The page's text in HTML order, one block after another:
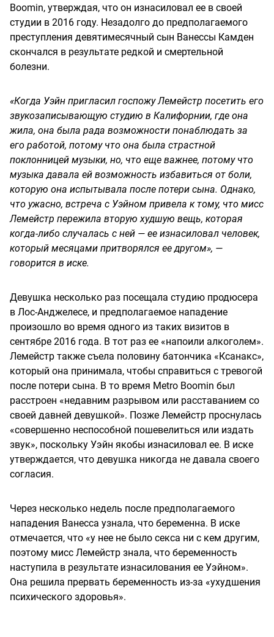
Boomin, утверждая, что он изнасиловал ее в своей
студии в 2016 году. Незадолго до предполагаемого
преступления девятимесячный сын Ванессы Камден
скончался в результате редкой и смертельной
болезни.
«Когда Уэйн пригласил госпожу Лемейстр посетить его
звукозаписывающую студию в Калифорнии, где она
жила, она была рада возможности понаблюдать за
его работой, потому что она была страстной
поклонницей музыки, но, что еще важнее, потому что
музыка давала ей возможность избавиться от боли,
которую она испытывала после потери сына. Однако,
что ужасно, встреча с Уэйном привела к тому, что мисс
Лемейстр пережила вторую худшую вещь, которая
когда-либо случалась с ней — ее изнасиловал человек,
который месяцами притворялся ее другом», —
говорится в иске.
Девушка несколько раз посещала студию продюсера
в Лос-Анджелесе, и предполагаемое нападение
произошло во время одного из таких визитов в
сентябре 2016 года. В тот раз ее «напоили алкоголем».
Лемейстр также съела половину батончика «Ксанакс»,
который она принимала, чтобы справиться с тревогой
после потери сына. В то время Metro Boomin был
расстроен «недавним разрывом или расставанием со
своей давней девушкой». Позже Лемейстр проснулась
«совершенно неспособной пошевелиться или издать
звук», поскольку Уэйн якобы изнасиловал ее. В иске
утверждается, что девушка никогда не давала своего
согласия.
Через несколько недель после предполагаемого
нападения Ванесса узнала, что беременна. В иске
отмечается, что «у нее не было секса ни с кем другим,
поэтому мисс Лемейстр знала, что беременность
наступила в результате изнасилования ее Уэйном».
Она решила прервать беременность из-за «ухудшения
психического здоровья».